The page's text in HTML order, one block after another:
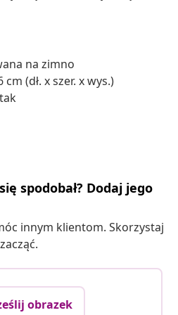
na zimno
(dł. x szer. x wys.)
spodobał? Dodaj jego
innym klientom. Skorzystaj
obrazek